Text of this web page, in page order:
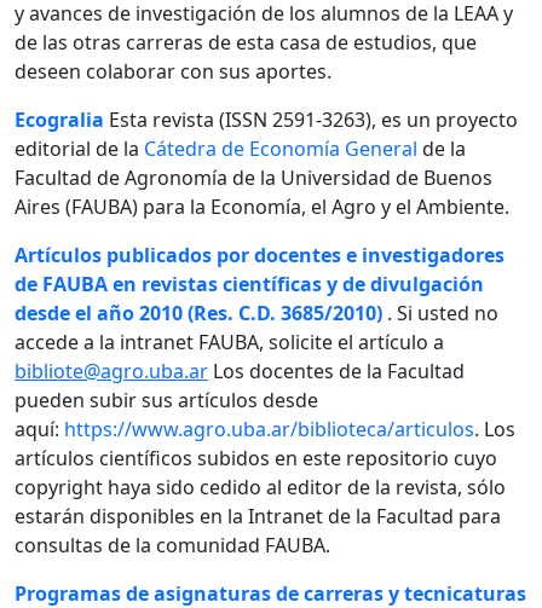
y avances de investigación de los alumnos de la LEAA y
de las otras carreras de esta casa de estudios, que
deseen colaborar con sus aportes.
Ecogralia Esta revista (ISSN 2591-3263), es un proyecto
editorial de la Cátedra de Economía General de la
Facultad de Agronomía de la Universidad de Buenos
Aires (FAUBA) para la Economía, el Agro y el Ambiente.
Artículos publicados por docentes e investigadores
de FAUBA en revistas científicas y de divulgación
desde el año 2010 (Res. C.D. 3685/2010) . Si usted no
accede a la intranet FAUBA, solicite el artículo a
bibliote@agro.uba.ar Los docentes de la Facultad
pueden subir sus artículos desde
aquí: https://www.agro.uba.ar/biblioteca/articulos. Los
artículos científicos subidos en este repositorio cuyo
copyright haya sido cedido al editor de la revista, sólo
estarán disponibles en la Intranet de la Facultad para
consultas de la comunidad FAUBA.
Programas de asignaturas de carreras y tecnicaturas